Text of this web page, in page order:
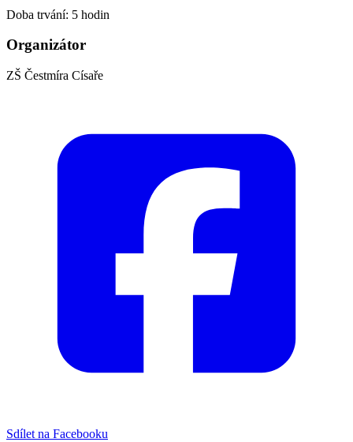
Doba trvání: 5 hodin
Organizátor
ZŠ Čestmíra Císaře
Sdílet na Facebooku